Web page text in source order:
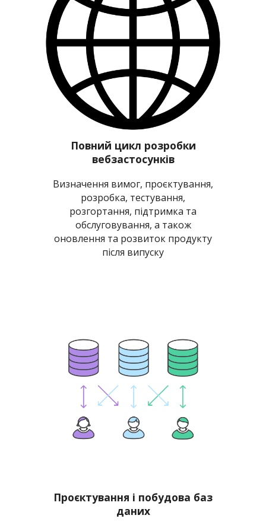
Повний цикл розробки
вебзастосунків
Визначення вимог, проєктування,
розробка, тестування,
розгортання, підтримка та
обслуговування, а також
оновлення та розвиток продукту
після випуску
Проєктування і побудова баз
даних